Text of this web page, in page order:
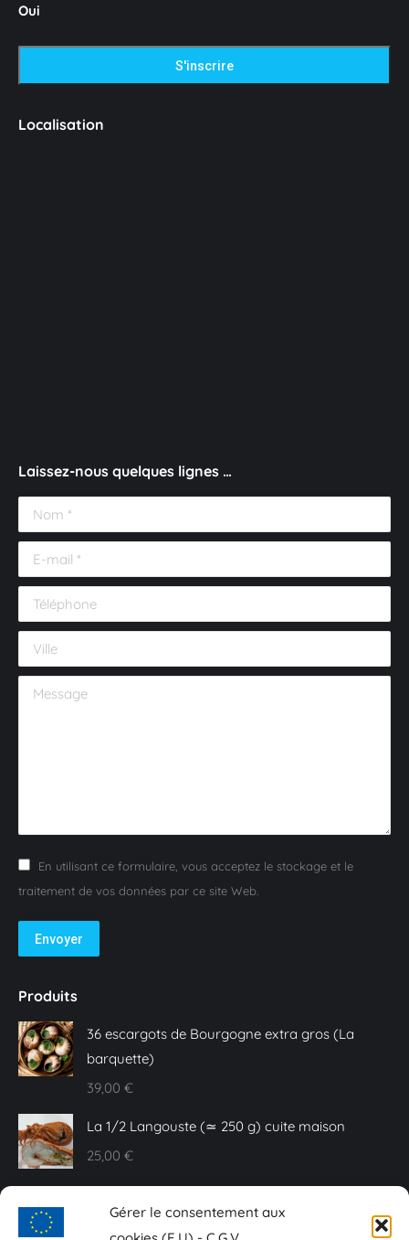
Gérer le consentement aux
Oui
Localisation
Laissez-nous quelques lignes …
Nom *
E-mail *
Téléphone
Ville
Message
En utilisant ce formulaire, vous acceptez le stockage et le
traitement de vos données par ce site Web.
Envoyer
Produits
36 escargots de Bourgogne extra gros (La
barquette)
39,00 €
La 1/2 Langouste (≃ 250 g) cuite maison
25,00 €